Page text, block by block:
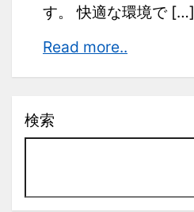
す。 快適な環境で […]
Read more..
に
べ
検索